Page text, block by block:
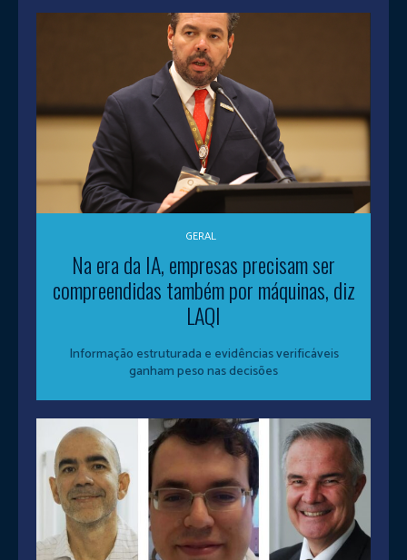
GERAL
Na era da IA, empresas precisam ser
compreendidas também por máquinas, diz
LAQI
Informação estruturada e evidências verificáveis
ganham peso nas decisões